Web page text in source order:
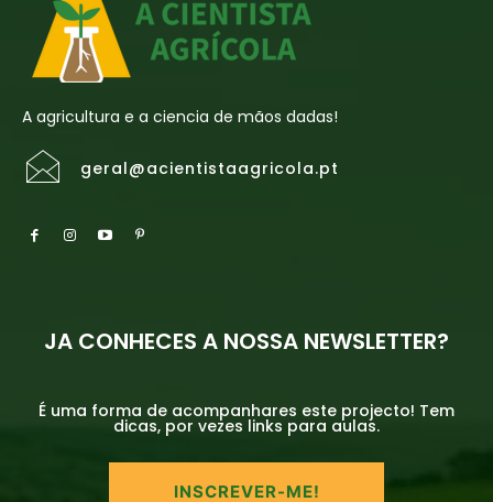
A agricultura e a ciencia de mãos dadas!
geral@acientistaagricola.pt
JA CONHECES A NOSSA NEWSLETTER?
É uma forma de acompanhares este projecto! Tem
dicas, por vezes links para aulas.
INSCREVER-ME!